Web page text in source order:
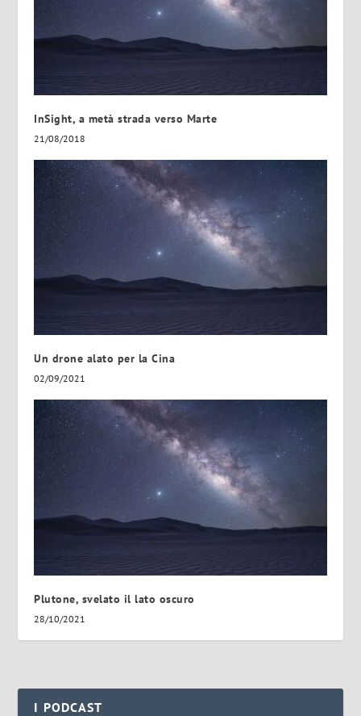
InSight, a metà strada verso Marte
21/08/2018
Un drone alato per la Cina
02/09/2021
Plutone, svelato il lato oscuro
28/10/2021
I PODCAST